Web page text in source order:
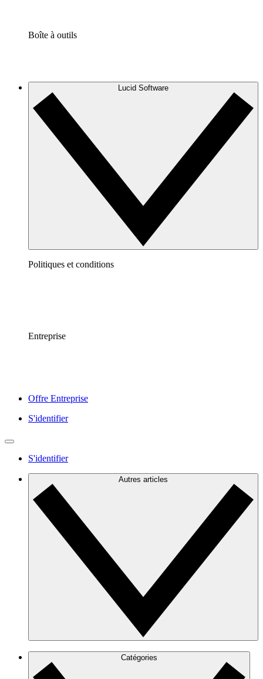
Boîte à outils
Lucid Software
Politiques et conditions
Entreprise
Offre Entreprise
S'identifier
S'identifier
Autres articles
Catégories